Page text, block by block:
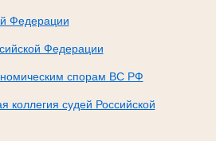
Федерации
Федерации
спорам ВС РФ
коллегия судей Российской